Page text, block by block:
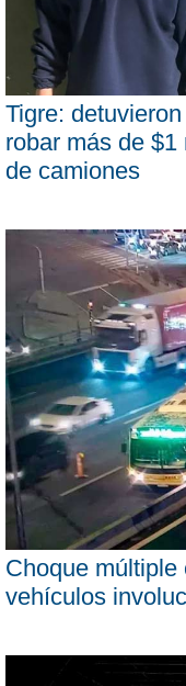
Tigre:
robar más de
de camiones
Choque
vehículos